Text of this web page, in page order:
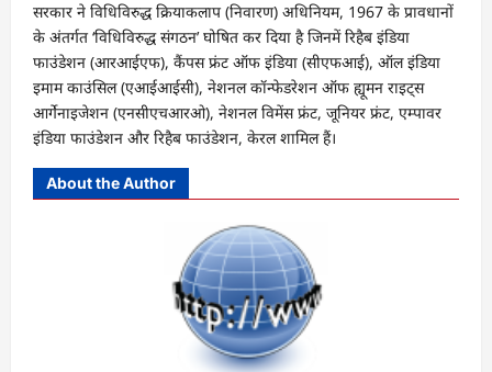
सरकार ने विधिविरुद्ध क्रियाकलाप (निवारण) अधिनियम, 1967 के प्रावधानों
के अंतर्गत ‘विधिविरुद्ध संगठन’ घोषित कर दिया है जिनमें रिहैब इंडिया
फाउंडेशन (आरआईएफ), कैंपस फ्रंट ऑफ इंडिया (सीएफआई), ऑल इंडिया
इमाम काउंसिल (एआईआईसी), नेशनल कॉन्फेडरेशन ऑफ ह्यूमन राइट्स
आर्गेनाइजेशन (एनसीएचआरओ), नेशनल विमेंस फ्रंट, जूनियर फ्रंट, एम्पावर
इंडिया फाउंडेशन और रिहैब फाउंडेशन, केरल शामिल हैं।
About the Author